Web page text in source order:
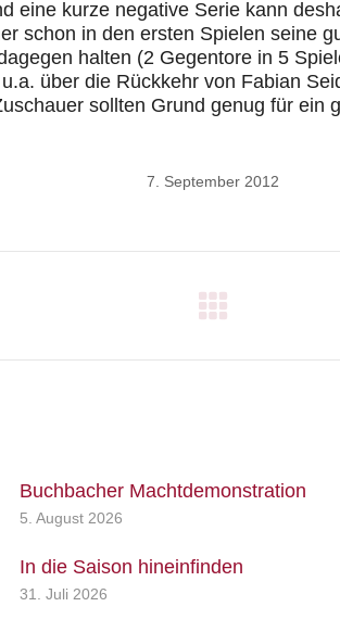
eine kurze negative Serie kann
schon in den ersten Spielen seine
halten (2 Gegentore in 5
über die Rückkehr von Fabian
sollten Grund genug für ein
7. September 2012
Buchbacher Machtdemonstration
5. August 2026
In die Saison hineinfinden
31. Juli 2026